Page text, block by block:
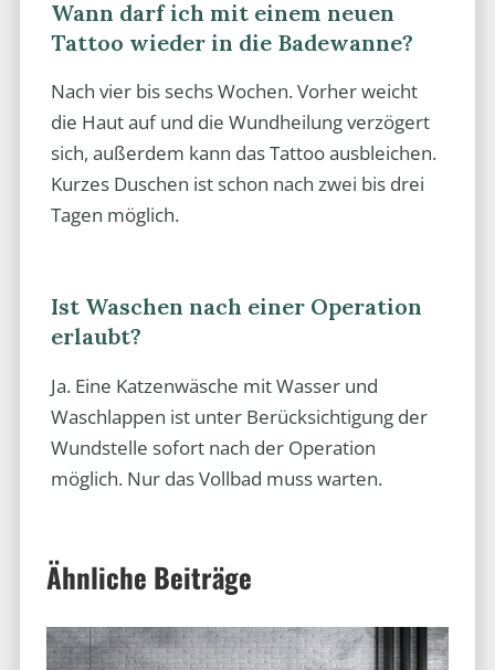
Wann darf ich mit einem neuen
Tattoo wieder in die Badewanne?
Nach vier bis sechs Wochen. Vorher weicht
die Haut auf und die Wundheilung verzögert
sich, außerdem kann das Tattoo ausbleichen.
Kurzes Duschen ist schon nach zwei bis drei
Tagen möglich.
Ist Waschen nach einer Operation
erlaubt?
Ja. Eine Katzenwäsche mit Wasser und
Waschlappen ist unter Berücksichtigung der
Wundstelle sofort nach der Operation
möglich. Nur das Vollbad muss warten.
Ähnliche Beiträge